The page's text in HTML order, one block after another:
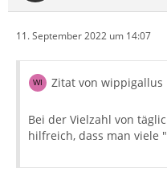
11. September 2022 um 14:07
Zitat von wippigallus
Bei der Vielzahl von
hilfreich, dass man viele